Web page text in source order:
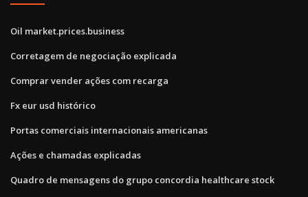
Oil market.prices.business
Corretagem de negociação explicada
Comprar vender ações com recarga
Fx eur usd histórico
Portas comerciais internacionais americanas
Ações e chamadas explicadas
Quadro de mensagens do grupo concordia healthcare stock